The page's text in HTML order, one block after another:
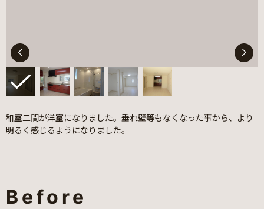
和室二間が洋室になりました。垂れ壁等もなくなった事から、より
明るく感じるようになりました。
Before